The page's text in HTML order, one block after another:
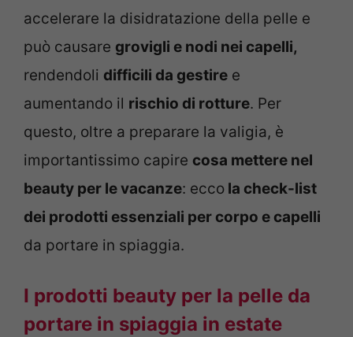
accelerare la disidratazione della pelle e
può causare grovigli e nodi nei capelli,
rendendoli difficili da gestire e
aumentando il rischio di rotture. Per
questo, oltre a preparare la valigia, è
importantissimo capire cosa mettere nel
beauty per le vacanze: ecco la check-list
dei prodotti essenziali per corpo e capelli
da portare in spiaggia.
I prodotti beauty per la pelle da
portare in spiaggia in estate